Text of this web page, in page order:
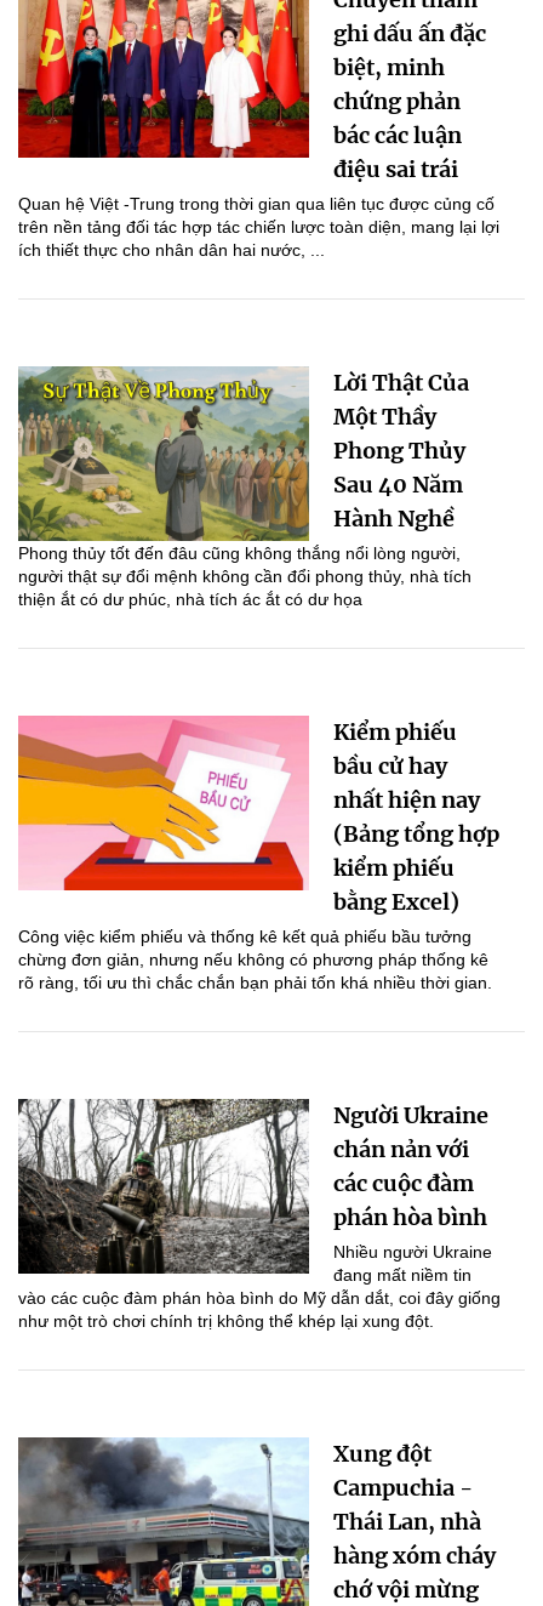
ghi dấu ấn đặc
biệt, minh
chứng phản
bác các luận
điệu sai trái
Quan hệ Việt -Trung trong thời gian qua liên tục được củng cố
trên nền tảng đối tác hợp tác chiến lược toàn diện, mang lại lợi
ích thiết thực cho nhân dân hai nước, ...
Lời Thật Của
Một Thầy
Phong Thủy
Sau 40 Năm
Hành Nghề
Phong thủy tốt đến đâu cũng không thắng nổi lòng người,
người thật sự đổi mệnh không cần đổi phong thủy, nhà tích
thiện ắt có dư phúc, nhà tích ác ắt có dư họa
Kiểm phiếu
bầu cử hay
nhất hiện nay
(Bảng tổng hợp
kiểm phiếu
bằng Excel)
Công việc kiểm phiếu và thống kê kết quả phiếu bầu tưởng
chừng đơn giản, nhưng nếu không có phương pháp thống kê
rõ ràng, tối ưu thì chắc chắn bạn phải tốn khá nhiều thời gian.
Người Ukraine
chán nản với
các cuộc đàm
phán hòa bình
Nhiều người Ukraine
đang mất niềm tin
vào các cuộc đàm phán hòa bình do Mỹ dẫn dắt, coi đây giống
như một trò chơi chính trị không thể khép lại xung đột.
Xung đột
Campuchia -
Thái Lan, nhà
hàng xóm cháy
chớ vội mừng